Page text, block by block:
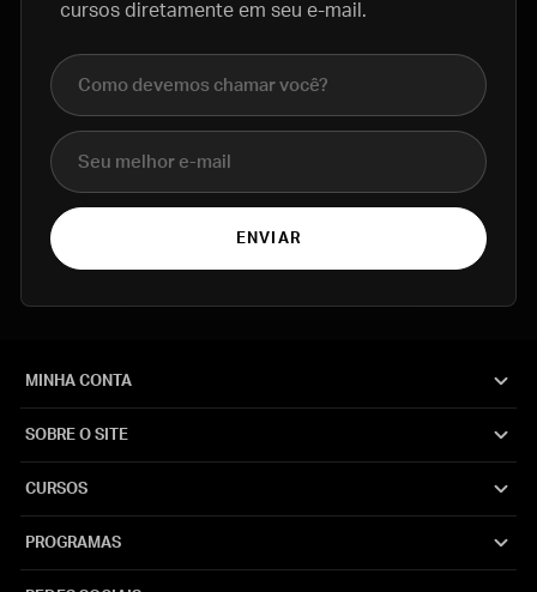
cursos diretamente em seu e-mail.
Nome completo
E-mail
ENVIAR
MINHA CONTA
SOBRE O SITE
CURSOS
PROGRAMAS